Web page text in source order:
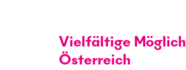
Vielfältige
Österreich